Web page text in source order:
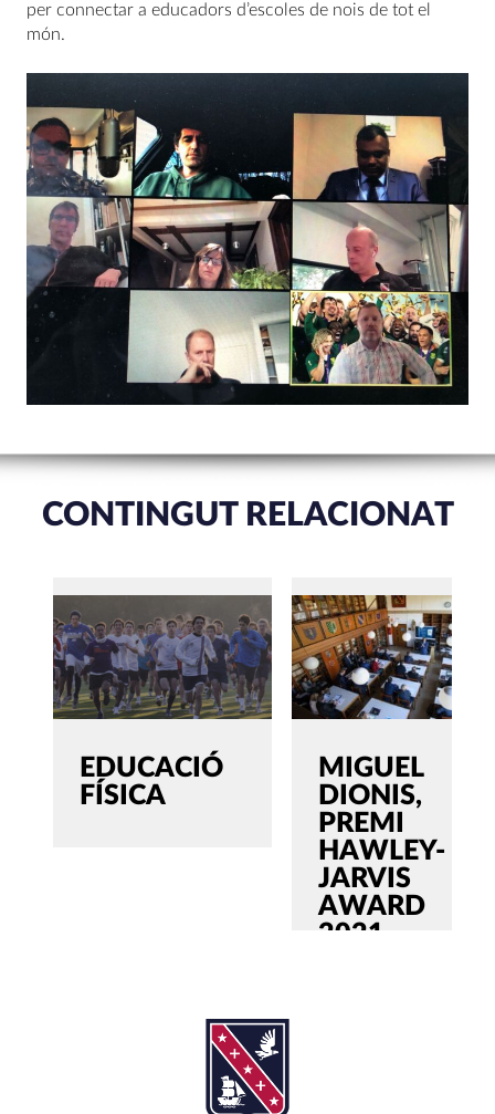
per connectar a educadors d’escoles de nois de tot el
món.
CONTINGUT RELACIONAT
EDUCACIÓ
FÍSICA
MIGUEL
DIONIS,
PREMI
HAWLEY-
JARVIS
AWARD
2021